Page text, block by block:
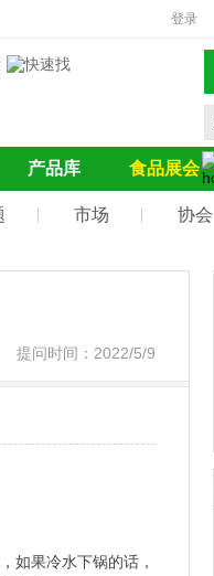
登录
产品库 食品展会
市场 协会
提问时间：2022/5/9
如果冷水下锅的话，